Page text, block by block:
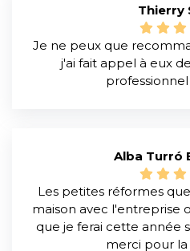
Thierry
Je ne peux que
j'ai fait appel à eux
Alba Turró
Les petites réformes
maison avec l'entreprise
que je ferai cette année
merci pour